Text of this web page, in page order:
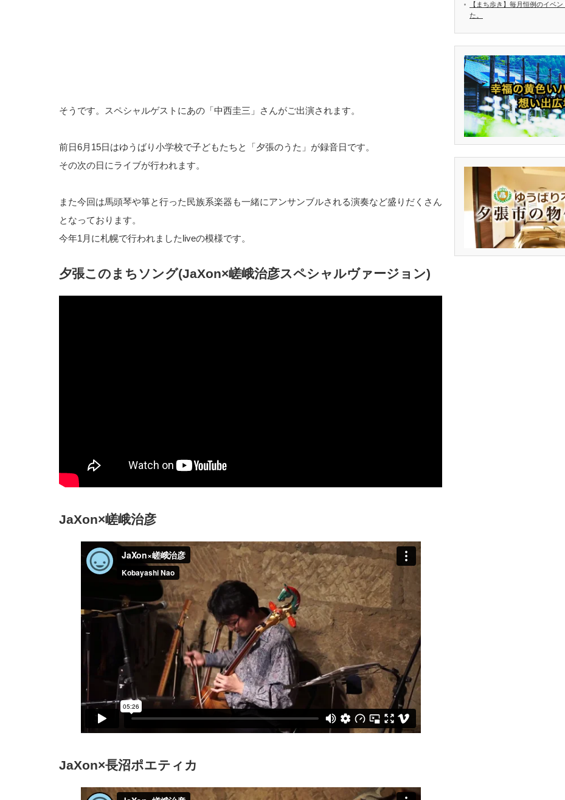
そうです。スペシャルゲストにあの「中西圭三」さんがご出演されます。
前日6月15日はゆうばり小学校で子どもたちと「夕張のうた」が録音日です。
その次の日にライブが行われます。
また今回は馬頭琴や箏と行った民族系楽器も一緒にアンサンブルされる演奏など盛りだくさん
となっております。
今年1月に札幌で行われましたliveの模様です。
夕張このまちソング(JaXon×嵯峨治彦スペシャルヴァージョン)
JaXon×嵯峨治彦
JaXon×長沼ポエティカ
【まち歩き】毎月恒例のイベ
た。